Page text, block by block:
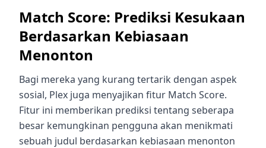
Match Score: Prediksi Kesukaan
Berdasarkan Kebiasaan
Menonton
Bagi mereka yang kurang tertarik dengan aspek
sosial, Plex juga menyajikan fitur Match Score.
Fitur ini memberikan prediksi tentang seberapa
besar kemungkinan pengguna akan menikmati
sebuah judul berdasarkan kebiasaan menonton